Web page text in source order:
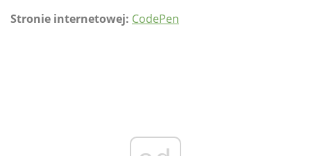
Stronie internetowej: CodePen